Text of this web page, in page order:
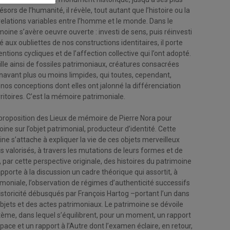
de l’humanité, il révèle, tout autant que l’histoire ou la
variables entre l’homme et le monde. Dans le
s’avère oeuvre ouverte : investi de sens, puis réinvesti
aux oubliettes de nos constructions identitaires, il porte
cycliques et de l’affection collective qui l’ont adopté.
ainsi de fossiles patrimoniaux, créatures consacrées
plus ou moins limpides, qui toutes, cependant,
conceptions dont elles ont jalonné la différenciation
C’est la mémoire patrimoniale.
proposition des Lieux de mémoire de Pierre Nora pour
sur l’objet patrimonial, producteur d’identité. Cette
s’attache à expliquer la vie de ces objets merveilleux
valorisés, à travers les mutations de leurs formes et de
par cette perspective originale, des histoires du patrimoine
à la discussion un cadre théorique qui assortit, à
l’observation de régimes d’authenticité successifs
débusqués par François Hartog –portant l’un dans
et des actes patrimoniaux. Le patrimoine se dévoile
dans lequel s’équilibrent, pour un moment, un rapport
et un rapport à l’Autre dont l’examen éclaire, en retour,